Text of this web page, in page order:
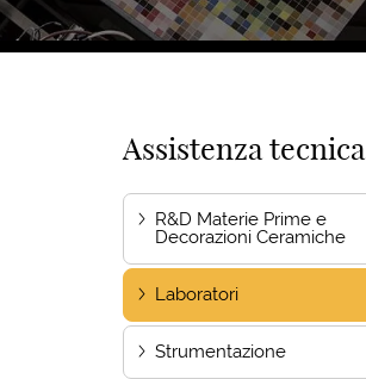
Assistenza tecnica
R&D Materie Prime e
Decorazioni Ceramiche
Laboratori
Strumentazione